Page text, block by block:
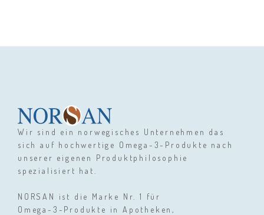
Wir sind ein norwegisches Unternehmen das
sich auf hochwertige Omega-3-Produkte nach
unserer eigenen Produktphilosophie
spezialisiert hat.
NORSAN ist die Marke Nr. 1 für
Omega-3-Produkte in Apotheken,